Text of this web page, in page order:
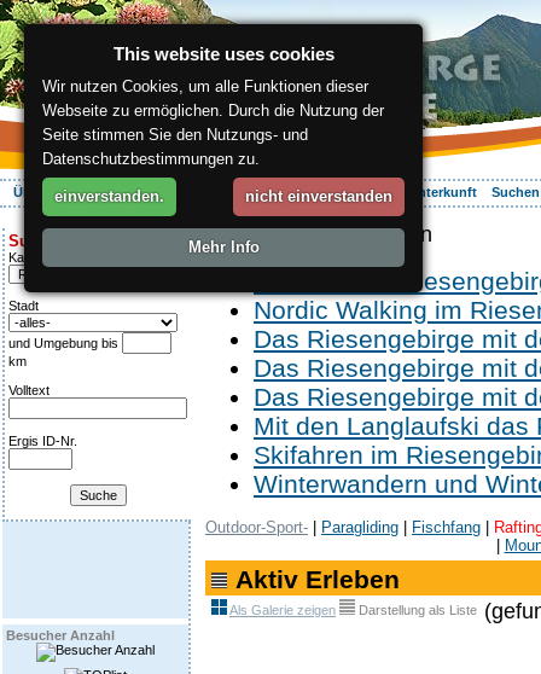
Über die Region Aktiv Erleben Entspannung Ihr Urlaub Unterkunft
Suche:
Kategorie
Stadt
und Umgebung bis
km
Volltext
Ergis ID-Nr.
Besucher Anzahl
ergis.cz> Aktiv Erleben
Wandern im
Nordic Walking im
Das Riesengebirge mit
Das Riesengebirge mit
Das Riesengebirge mit
Mit den Langlaufski das
Skifahren im
Winterwandern und
Outdoor-Sport- Paragliding Fischfang
Aktiv Erleben
Als Galerie zeigen Darstellung als Liste
This website uses cookies
Wir nutzen Cookies, um alle Funktionen dieser
Webseite zu ermöglichen. Durch die Nutzung der
Seite stimmen Sie den Nutzungs- und
Datenschutzbestimmungen zu.
einverstanden. nicht einverstanden
Mehr Info